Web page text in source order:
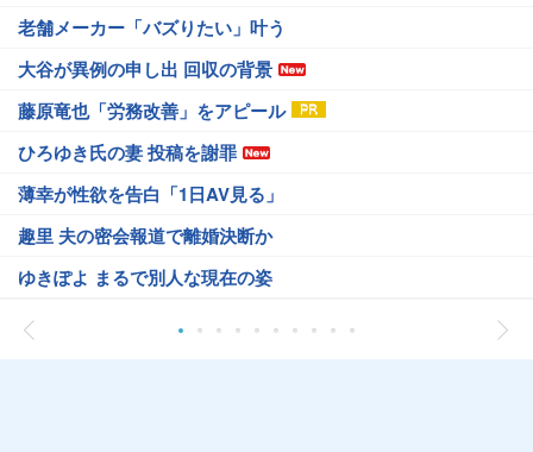
老舗メーカー「バズりたい」叶う
大谷が異例の申し出 回収の背景
藤原竜也「労務改善」をアピール
ひろゆき氏の妻 投稿を謝罪
薄幸が性欲を告白「1日AV見る」
趣里 夫の密会報道で離婚決断か
ゆきぽよ まるで別人な現在の姿